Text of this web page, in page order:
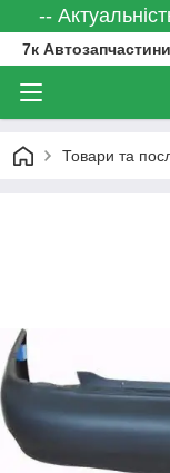
--
7к
Товари та